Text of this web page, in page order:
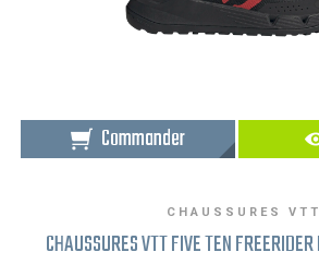
Commander
CHAUSSURES VTT
CHAUSSURES VTT FIVE TEN